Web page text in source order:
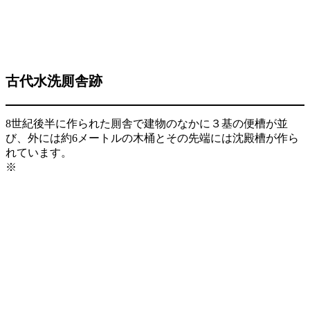
古代水洗厠舎跡
8世紀後半に作られた厠舎で建物のなかに３基の便槽が並
び、外には約6メートルの木桶とその先端には沈殿槽が作ら
れています。
※